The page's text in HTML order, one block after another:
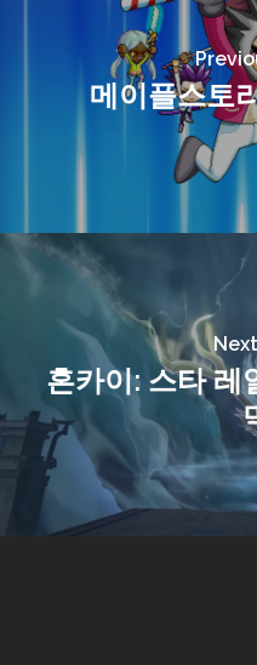
메이플스토
혼카이: 스타 레